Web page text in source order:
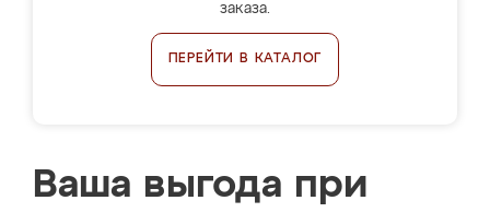
заказа.
ПЕРЕЙТИ В КАТАЛОГ
Ваша выгода при